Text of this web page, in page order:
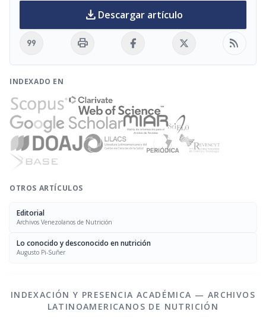
download Descargar artículo
format_quote print rss_feed
INDEXADO EN
OTROS ARTÍCULOS
Editorial
Archivos Venezolanos de Nutrición
Lo conocido y desconocido en nutrición
Augusto Pi-Suñer
INDEXACIÓN Y PRESENCIA ACADÉMICA — ARCHIVOS
LATINOAMERICANOS DE NUTRICIÓN